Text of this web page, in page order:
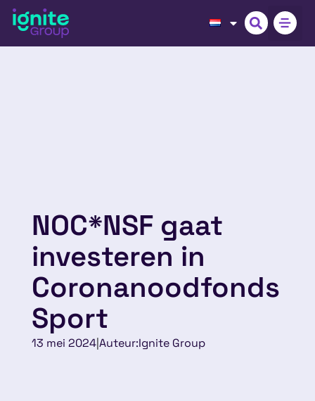
NOC*NSF gaat
investeren in
Coronanoodfonds
Sport
13 mei 2024|Auteur:Ignite Group